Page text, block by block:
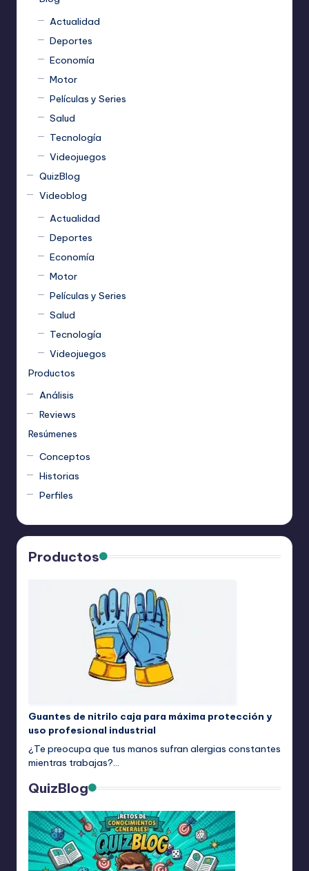
Actualidad
Deportes
Economía
Motor
Películas y Series
Salud
Tecnología
Videojuegos
QuizBlog
Videoblog
Actualidad
Deportes
Economía
Motor
Películas y Series
Salud
Tecnología
Videojuegos
Productos
Análisis
Reviews
Resúmenes
Conceptos
Historias
Perfiles
Productos
Guantes de nitrilo caja para máxima protección y
uso profesional industrial
¿Te preocupa que tus manos sufran alergias constantes
mientras trabajas?…
QuizBlog